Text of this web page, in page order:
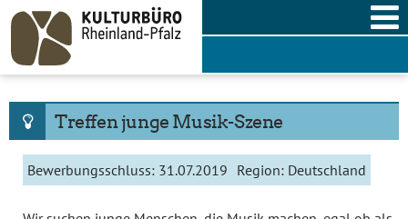
Skip
content
Treffen junge Musik-Szene
Bewerbungsschluss: 31.07.2019 Region: Deutschland